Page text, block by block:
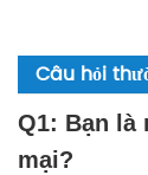
Câu hỏi
Q1: Bạn là
mại?